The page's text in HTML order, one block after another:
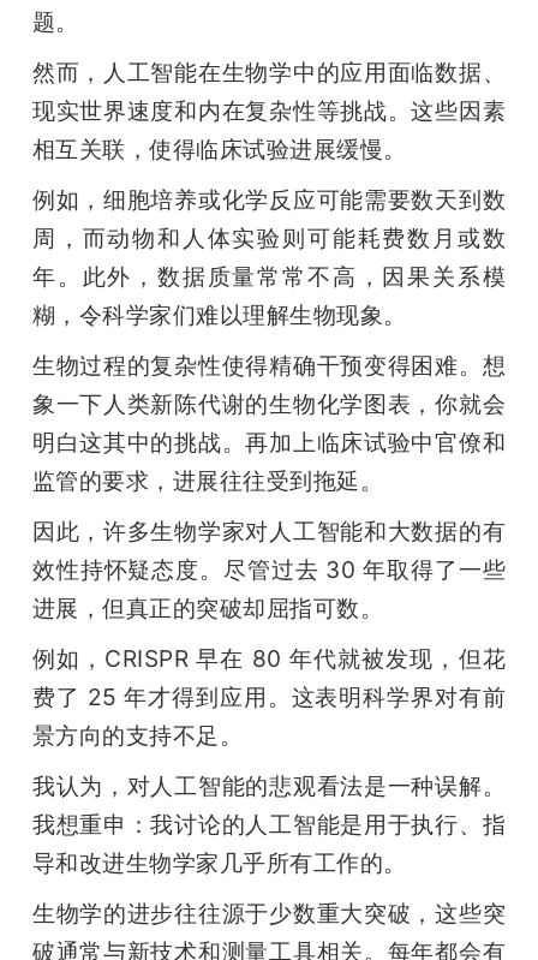
题。
然而，人工智能在生物学中的应用面临数据、
现实世界速度和内在复杂性等挑战。这些因素
相互关联，使得临床试验进展缓慢。
例如，细胞培养或化学反应可能需要数天到数
周，而动物和人体实验则可能耗费数月或数
年。此外，数据质量常常不高，因果关系模
糊，令科学家们难以理解生物现象。
生物过程的复杂性使得精确干预变得困难。想
象一下人类新陈代谢的生物化学图表，你就会
明白这其中的挑战。再加上临床试验中官僚和
监管的要求，进展往往受到拖延。
因此，许多生物学家对人工智能和大数据的有
效性持怀疑态度。尽管过去 30 年取得了一些
进展，但真正的突破却屈指可数。
例如，CRISPR 早在 80 年代就被发现，但花
费了 25 年才得到应用。这表明科学界对有前
景方向的支持不足。
我认为，对人工智能的悲观看法是一种误解。
我想重申：我讨论的人工智能是用于执行、指
导和改进生物学家几乎所有工作的。
生物学的进步往往源于少数重大突破，这些突
破通常与新技术和测量工具相关。每年都会有